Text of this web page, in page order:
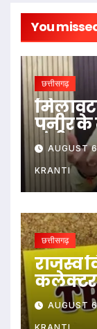
You
छत्तीसगढ़
पनीर के
मंत्री
AUGUST
KRANTI
छत्तीसगढ़
राजस्व
कलेक्टर
नायब
AUGUST